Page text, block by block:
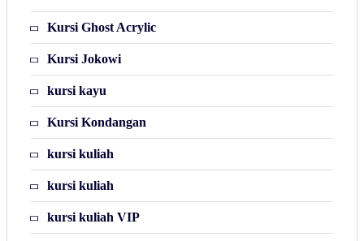
Kursi Ghost Acrylic
Kursi Jokowi
kursi kayu
Kursi Kondangan
kursi kuliah
kursi kuliah
kursi kuliah VIP